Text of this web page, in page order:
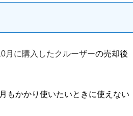
月に購入したクルーザーの売却後
もかかり使いたいときに使えない